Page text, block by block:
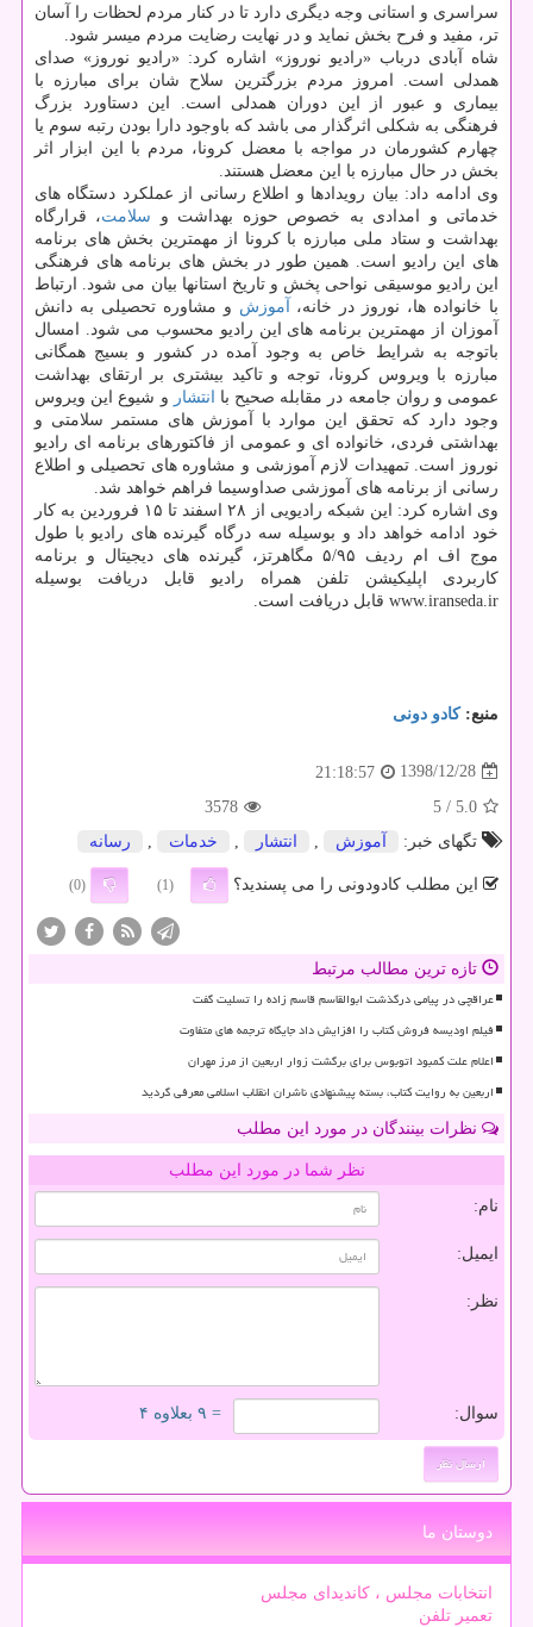
سراسری و استانی وجه دیگری دارد تا در كنار مردم لحظات را آسان
تر، مفید و فرح بخش نماید و در نهایت رضایت مردم میسر شود.
شاه آبادی درباب «رادیو نوروز» اشاره كرد: «رادیو نوروز» صدای
همدلی است. امروز مردم بزرگترین سلاح شان برای مبارزه با
بیماری و عبور از این دوران همدلی است. این دستاورد بزرگ
فرهنگی به شكلی اثرگذار می باشد كه باوجود دارا بودن رتبه سوم یا
چهارم كشورمان در مواجه با معضل كرونا، مردم با این ابزار اثر
بخش در حال مبارزه با این معضل هستند.
وی ادامه داد: بیان رویدادها و اطلاع رسانی از عملكرد دستگاه های
خدماتی و امدادی به خصوص حوزه بهداشت و سلامت، قرارگاه
بهداشت و ستاد ملی مبارزه با كرونا از مهمترین بخش های برنامه
های این رادیو است. همین طور در بخش های برنامه های فرهنگی
این رادیو موسیقی نواحی پخش و تاریخ استانها بیان می شود. ارتباط
با خانواده ها، نوروز در خانه، آموزش و مشاوره تحصیلی به دانش
آموزان از مهمترین برنامه های این رادیو محسوب می شود. امسال
باتوجه به شرایط خاص به وجود آمده در كشور و بسیج همگانی
مبارزه با ویروس كرونا، توجه و تاكید بیشتری بر ارتقای بهداشت
عمومی و روان جامعه در مقابله صحیح با انتشار و شیوع این ویروس
وجود دارد كه تحقق این موارد با آموزش های مستمر سلامتی و
بهداشتی فردی، خانواده ای و عمومی از فاكتورهای برنامه ای رادیو
نوروز است. تمهیدات لازم آموزشی و مشاوره های تحصیلی و اطلاع
رسانی از برنامه های آموزشی صداوسیما فراهم خواهد شد.
وی اشاره كرد: این شبكه رادیویی از ۲۸ اسفند تا ۱۵ فروردین به كار
خود ادامه خواهد داد و بوسیله سه درگاه گیرنده های رادیو با طول
موج اف ام ردیف ۵/۹۵ مگاهرتز، گیرنده های دیجیتال و برنامه
كاربردی اپلیكیشن تلفن همراه رادیو قابل دریافت بوسیله
www.iranseda.ir قابل دریافت است.
منبع:كادو دونی
1398/12/28
21:18:57
5.0
/ 5
3578
تگهای خبر:
آموزش انتشار خدمات رسانه
این مطلب کادودونی را می پسندید؟ (1)
(0)
تازه ترین مطالب مرتبط
عراقچی در پیامی درگذشت ابوالقاسم قاسم زاده را تسلیت گفت
فیلم اودیسه فروش کتاب را افزایش داد جایگاه ترجمه های متفاوت
اعلام علت کمبود اتوبوس برای برگشت زوار اربعین از مرز مهران
اربعین به روایت کتاب، بسته پیشنهادی ناشران انقلاب اسلامی معرفی گردید
نظرات بینندگان در مورد این مطلب
نظر شما در مورد این مطلب
نام:
ایمیل:
نظر:
سوال: = ۹ بعلاوه ۴
دوستان ما
انتخابات مجلس ، کاندیدای مجلس
تعمیر تلفن